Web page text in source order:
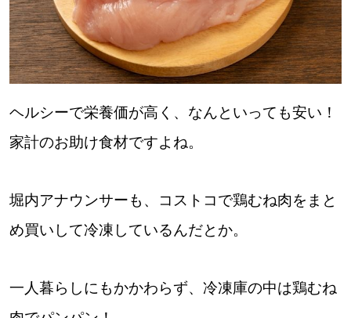
KEYWORD キーワード
Sitakke編集部あい
【いろんな価値観や生き方に触れたい】
【暮らしの知恵を身につけたい】
【まったり楽しみたい】 札幌市
【道央のお気に入りを見つけたい】
ヘルシーで栄養価が高く、なんといっても安い！
家計のお助け食材ですよね。
堀内アナウンサーも、コストコで鶏むね肉をまと
め買いして冷凍しているんだとか。
一人暮らしにもかかわらず、冷凍庫の中は鶏むね